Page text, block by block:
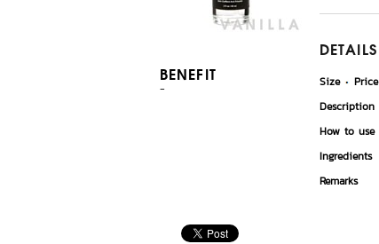
BENEFIT
-
DETAILS
Size Price
Description
How to use
Ingredients
Remarks